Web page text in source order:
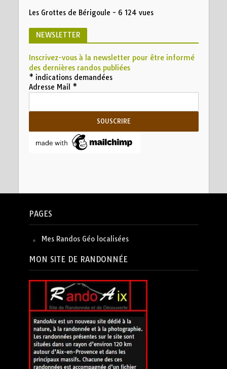
Les Grottes de Bérigoule - 6 124 vues
NEWSLETTER
Inscrivez-vous à la newsletter pour être informé
des dernières randos publiées
* indications demandées
Adresse Mail *
PAGES
Mes Randos Géo localisées
MON SITE DE RANDONNÉE